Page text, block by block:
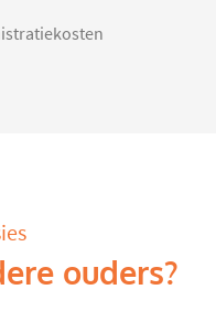
ouders?